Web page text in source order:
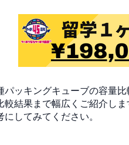
パッキングキューブの容量
較結果まで幅広くご紹介し
してみてください。